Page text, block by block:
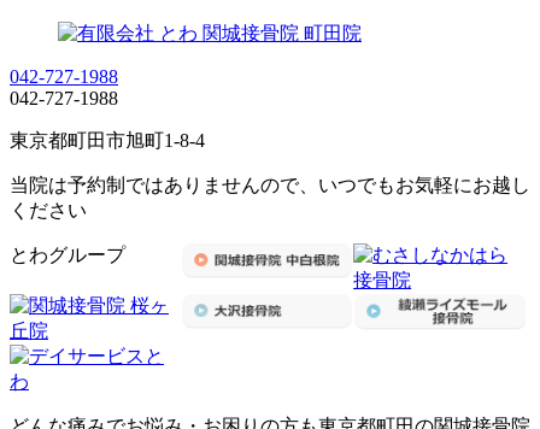
042-727-1988
042-727-1988
東京都町田市旭町1-8-4
当院は予約制ではありませんので、いつでもお気軽にお越し
ください
とわグループ